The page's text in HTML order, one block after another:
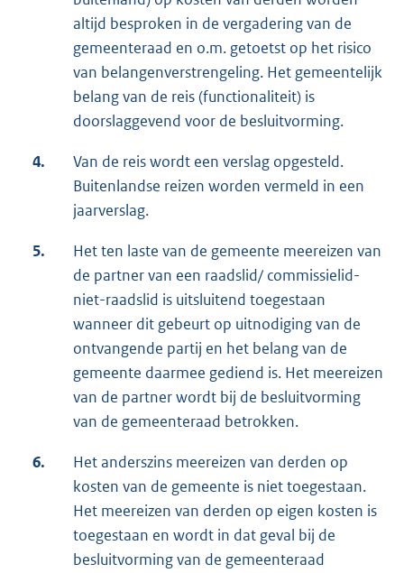
altijd besproken in de vergadering van de
gemeenteraad en o.m. getoetst op het risico
van belangenverstrengeling. Het gemeentelijk
belang van de reis (functionaliteit) is
doorslaggevend voor de besluitvorming.
4.
Van de reis wordt een verslag opgesteld.
Buitenlandse reizen worden vermeld in een
jaarverslag.
5.
Het ten laste van de gemeente meereizen van
de partner van een raadslid/ commissielid-
niet-raadslid is uitsluitend toegestaan
wanneer dit gebeurt op uitnodiging van de
ontvangende partij en het belang van de
gemeente daarmee gediend is. Het meereizen
van de partner wordt bij de besluitvorming
van de gemeenteraad betrokken.
6.
Het anderszins meereizen van derden op
kosten van de gemeente is niet toegestaan.
Het meereizen van derden op eigen kosten is
toegestaan en wordt in dat geval bij de
besluitvorming van de gemeenteraad